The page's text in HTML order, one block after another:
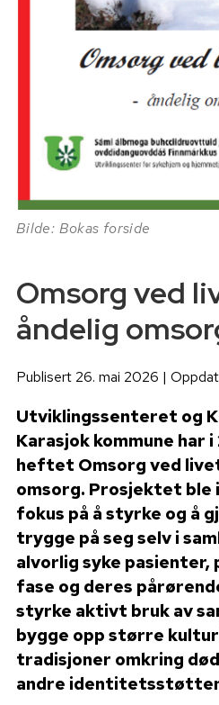
Bilde: Bokas forside
Omsorg ved
åndelig
Publisert 26. mai 2026 |
Utviklingssenteret og
Karasjok kommune har
heftet Omsorg ved
omsorg. Prosjektet ble
fokus på å styrke og å
trygge på seg selv i
alvorlig syke
fase og deres
styrke aktivt bruk av
bygge opp større
tradisjoner omkring
andre